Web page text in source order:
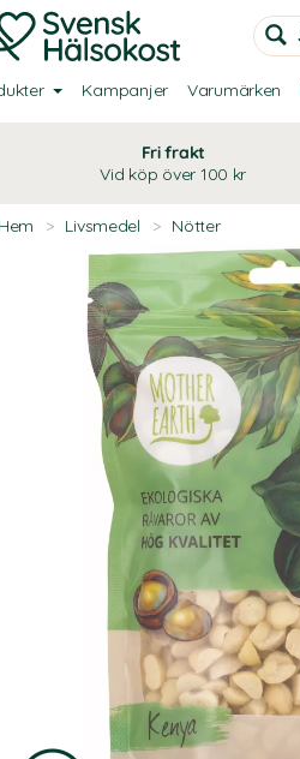
Kampanjer Varumärken
Fri frakt
Vid köp över 100 kr
Hem > Livsmedel > Nötter